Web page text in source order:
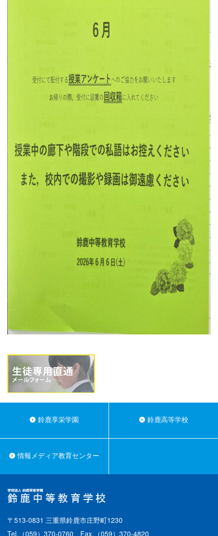
鈴鹿享栄学園 鈴鹿高等学校
情報メディア教育センター
〒513-0831 三重県鈴鹿市庄野町1230
Tel. （059）370-0760 Fax.（059）370-4820